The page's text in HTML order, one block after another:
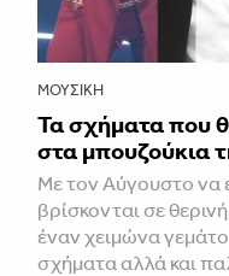
ΜΟΥΣΙΚΉ
Τα σχήματα που
στα μπουζούκια
Με τον Αύγουστο να
βρίσκονται σε
έναν χειμώνα
σχήματα αλλά και